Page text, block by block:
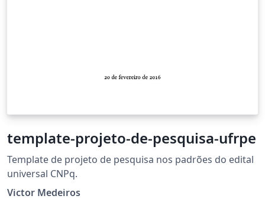
template-projeto-de-pesquisa-ufrpe
Template de projeto de pesquisa nos padrões do edital
universal CNPq.
Victor Medeiros